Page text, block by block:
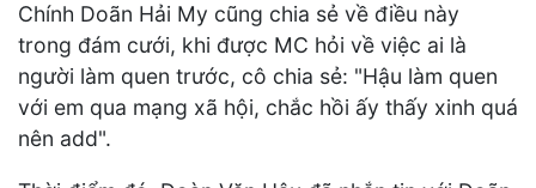
Chính Doãn Hải My cũng chia sẻ về điều này
trong đám cưới, khi được MC hỏi về việc ai là
người làm quen trước, cô chia sẻ: "Hậu làm quen
với em qua mạng xã hội, chắc hồi ấy thấy xinh quá
nên add".